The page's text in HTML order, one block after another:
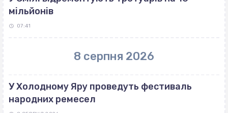
мільйонів
07:41
8 серпня 2026
У Холодному Яру проведуть фестиваль
народних ремесел